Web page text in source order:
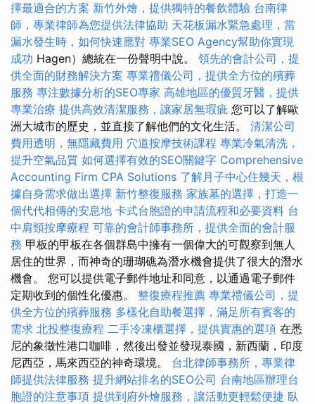
擇最適合的方案 新竹外燴，提供獨特的餐飲體驗 台南律
師，專業律師為您提供法律協助 天花板漏水緊急處理，當
漏水發生時，如何快速應對 專業SEO Agency幫助你實現
成功 Hagen）總統在一份聲明中說。 領先的會計公司，提
供全面的財務解決方案 專業禮儀公司，提供全方位的殯葬
服務 專注數據分析的SEO專家 高雄地區的優質牙醫，提供
專業治療 提供高效清潔服務，讓家居無瑕疵 您可以了解歐
洲大城市的歷史，並直接了解他們的文化生活。 清潔公司
費用透明，無隱藏費用 穴道按摩技術課程 專業冷氣清洗，
提升空氣品質 如何選擇有效的SEO關鍵字 Comprehensive
Accounting Firm CPA Solutions 了解月子中心住幾天，根
據自身需求做出選擇 新竹整復服務 家族墓的選擇，打造一
個代代相傳的安息地 卡式台胞證的申請流程和必要資料 台
中肩頸按摩療程 可靠的會計師事務所，提供全面的會計服
務 甲板的甲板在各個群島中擁有一個偉大的可觀察到無人
居住的世界，而神奇的珊瑚礁為潛水機會提供了很大的潛水
機會。 您可以提供電子郵件地址和同意，以通過電子郵件
定期收到的個性化優惠。 整復療程推薦 專業禮儀公司，提
供全方位的殯葬服務 多樣化自助餐選擇，滿足所有賓客的
需求 北投整復療程 二手冷凍櫃選擇，提供實惠的選項 在悉
尼的象徵性港口咖啡，然後出發並發現泰國，新西蘭，印度
尼西亞，馬來西亞的神奇環境。 台北律師事務所，專業律
師提供法律服務 提升網站排名的SEO公司 台南地區辦理台
胞證的注意事項 提供到府外燴服務，讓活動更輕鬆便捷 臥